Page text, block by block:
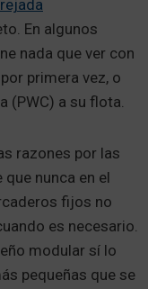
En algunos
nada que ver con
primera vez, o
(PWC) a su flota.
razones por las
nunca en el
fijos no
es necesario.
modular sí lo
pequeñas que se